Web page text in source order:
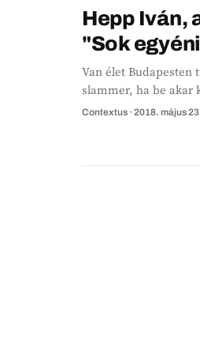
Hepp Iván,
"Sok
Van élet Budapesten
slammer, ha be akar
Debrecenben már az
Contextus · 2018. május